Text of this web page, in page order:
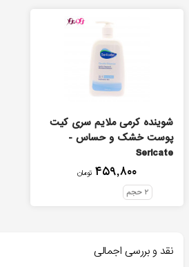
شوینده کرمی ملایم سری کیت
پوست خشک و حساس -
Sericate
۴۵۹,۸۰۰ تومان
۲ حجم
نقد و بررسی اجمالی